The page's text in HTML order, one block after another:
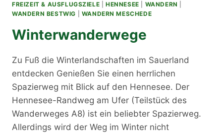
FREIZEIT & AUSFLUGSZIELE |HENNESEE WANDERN
WANDERN BESTWIG
WANDERN MESCHEDE
Winterwanderwege
Zu Fuß die Winterlandschaften im Sauerland
entdecken Genießen Sie einen herrlichen
Spazierweg mit Blick auf den Hennesee. Der
Hennesee-Randweg am Ufer (Teilstück des
Wanderweges A8) ist ein beliebter Spazierweg.
Allerdings wird der Weg im Winter nicht